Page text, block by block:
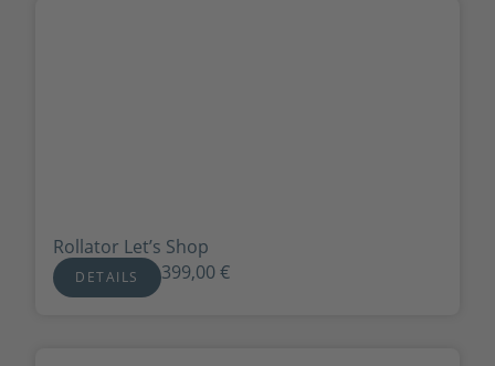
Rollator Let’s Shop
DETAILS 399,00€